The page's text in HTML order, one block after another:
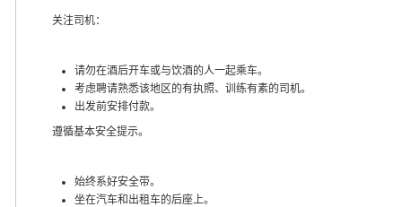
关注司机：
请勿在酒后开车或与饮酒的人一起乘车。
考虑聘请熟悉该地区的有执照、训练有素的司机。
出发前安排付款。
遵循基本安全提示。
始终系好安全带。
坐在汽车和出租车的后座上。